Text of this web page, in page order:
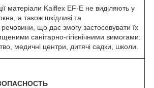
матеріали Kaiflex EF-E не виділяють у
а також шкідливі та
що дає змогу застосовувати їх
санітарно-гігієнічними вимогами:
медичні центри, дитячі садки, школи.